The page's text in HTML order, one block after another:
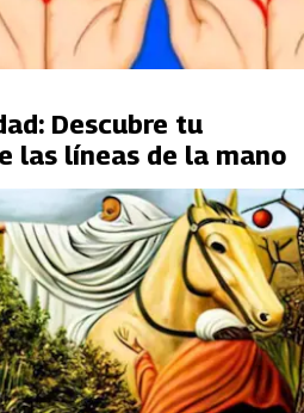
Descubre tu
las líneas de la mano